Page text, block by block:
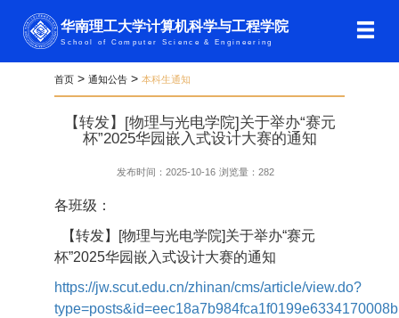
华南理工大学计算机科学与工程学院
School of Computer Science & Engineering
首页> 通知公告> 本科生通知
【转发】[物理与光电学院]关于举办“赛元
杯”2025华园嵌入式设计大赛的通知
发布时间：2025-10-16 浏览量：282
各班级：
【转发】[物理与光电学院]关于举办“赛元
杯”2025华园嵌入式设计大赛的通知
https://jw.scut.edu.cn/zhinan/cms/article/view.do?
type=posts&id=eec18a7b984fca1f0199e6334170008b